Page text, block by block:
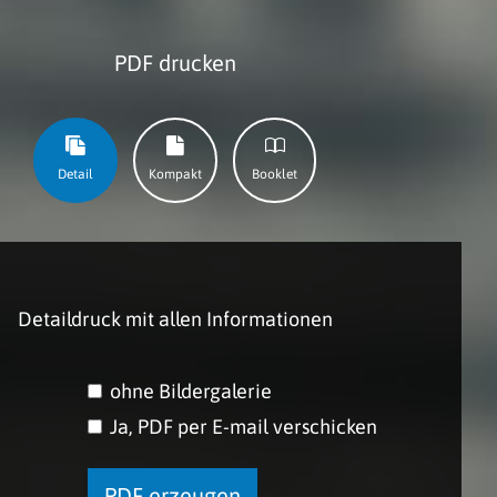
PDF drucken
Detail Kompakt Booklet
Detaildruck mit allen Informationen
ohne Bildergalerie
Ja, PDF per E-mail verschicken